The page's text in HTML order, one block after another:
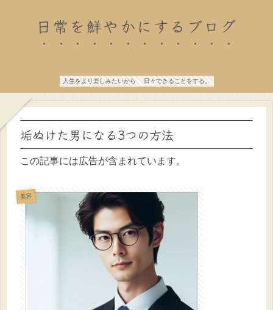
日常を鮮やかにするブログ
人生をより楽しみたいから 日々できることをする。
垢ぬけた男になる3つの方法
この記事には広告が含まれています。
美容